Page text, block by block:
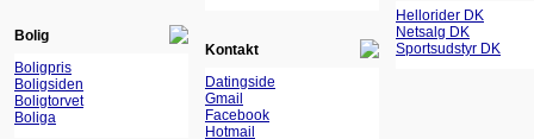
Bolig
Boligpris
Boligsiden
Boligtorvet
Boliga
Kontakt
Datingside
Gmail
Facebook
Hotmail
Hellorider DK
Netsalg DK
Sportsudstyr DK